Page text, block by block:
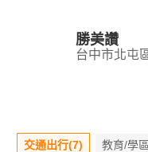
勝美讚
台中市北屯
交通出行(7) 教育/學